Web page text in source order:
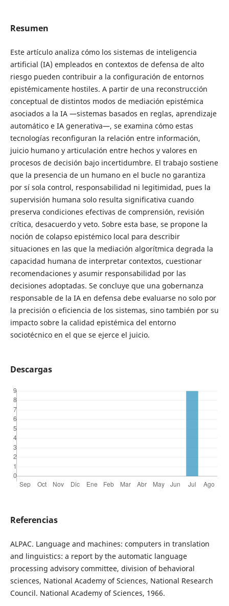
Resumen
Este artículo analiza cómo los sistemas de inteligencia
artificial (IA) empleados en contextos de defensa de alto
riesgo pueden contribuir a la configuración de entornos
epistémicamente hostiles. A partir de una reconstrucción
conceptual de distintos modos de mediación epistémica
asociados a la IA —sistemas basados en reglas, aprendizaje
automático e IA generativa—, se examina cómo estas
tecnologías reconfiguran la relación entre información,
juicio humano y articulación entre hechos y valores en
procesos de decisión bajo incertidumbre. El trabajo sostiene
que la presencia de un humano en el bucle no garantiza
por sí sola control, responsabilidad ni legitimidad, pues la
supervisión humana solo resulta significativa cuando
preserva condiciones efectivas de comprensión, revisión
crítica, desacuerdo y veto. Sobre esta base, se propone la
noción de colapso epistémico local para describir
situaciones en las que la mediación algorítmica degrada la
capacidad humana de interpretar contextos, cuestionar
recomendaciones y asumir responsabilidad por las
decisiones adoptadas. Se concluye que una gobernanza
responsable de la IA en defensa debe evaluarse no solo por
la precisión o eficiencia de los sistemas, sino también por su
impacto sobre la calidad epistémica del entorno
sociotécnico en el que se ejerce el juicio.
Descargas
Referencias
ALPAC. Language and machines: computers in translation
and linguistics: a report by the automatic language
processing advisory committee, division of behavioral
sciences, National Academy of Sciences, National Research
Council. National Academy of Sciences, 1966.